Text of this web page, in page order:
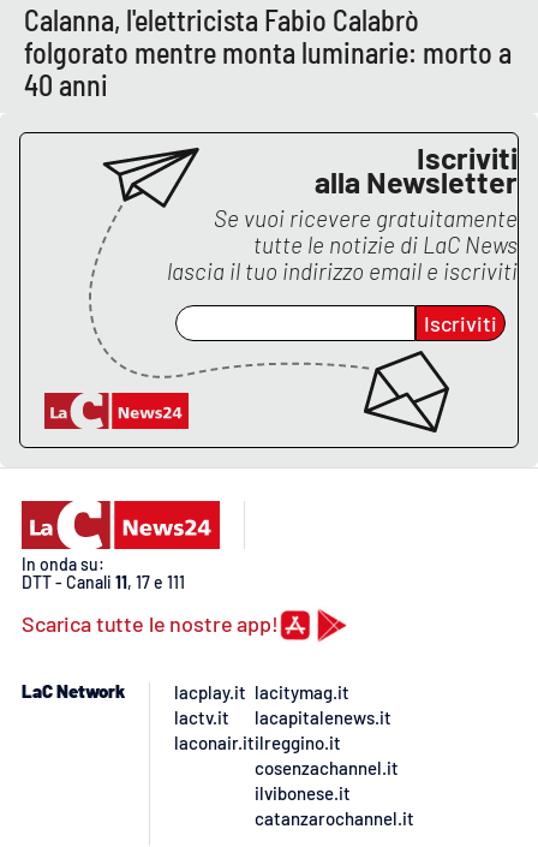
Venti di comunicazione
STREAMING
LaC Network
LaC OnAir
EDIZIONI
LOCALI
Catanzaro
Crotone
Vibo Valentia
Reggio Calabria
Cosenza
Calanna, l'elettricista Fabio Calabrò
folgorato mentre monta luminarie: morto a
40 anni
Iscriviti
alla Newsletter
Se vuoi ricevere gratuitamente
tutte le notizie di LaC News
lascia il tuo indirizzo email e iscriviti
Iscriviti
In onda su:
DTT - Canali 11, 17 e 111
Scarica tutte le nostre app!
LaC Network
lacplay.it
lactv.it
laconair.it
lacitymag.it
lacapitalenews.it
ilreggino.it
cosenzachannel.it
ilvibonese.it
catanzarochannel.it